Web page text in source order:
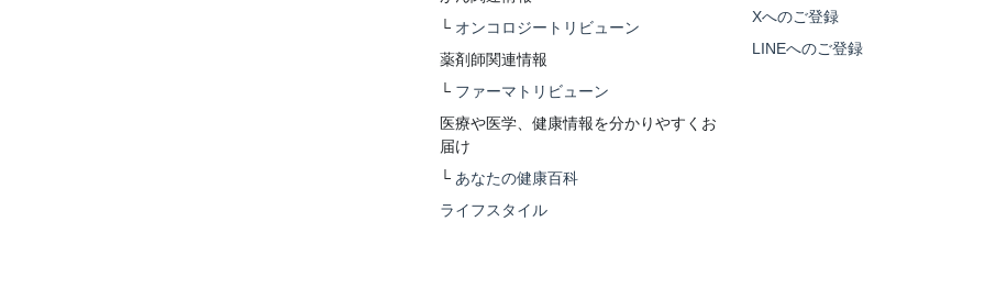
└ オンコロジートリビューン
薬剤師関連情報
└ ファーマトリビューン
医療や医学、健康情報を分かりやすくお
届け
└ あなたの健康百科
ライフスタイル
Xへのご登録
LINEへのご登録